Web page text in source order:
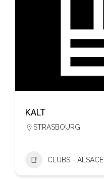
KALT
STRASBOURG
CLUBS - ALSACE